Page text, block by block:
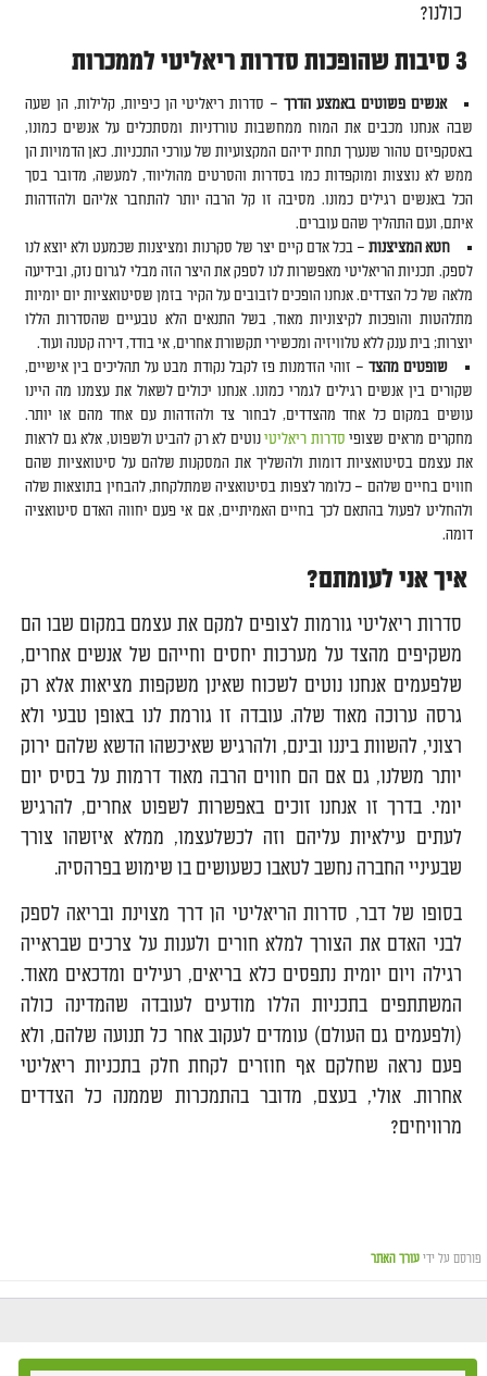
כולנו?
3 סיבות שהופכות סדרות ריאליטי לממכרות
אנשים פשוטים באמצע הדרך– סדרות ריאליטי הן כיפיות, קלילות, הן שעה
שבה אנחנו מכבים את המוח ממחשבות טורדניות ומסתכלים על אנשים כמונו,
באסקפיזם טהור שנערך תחת ידיהם המקצועיות של עורכי התכניות. כאן הדמויות הן
ממש לא נוצצות ומוקפדות כמו בסדרות והסרטים מהוליווד, למעשה, מדובר בסך
הכל באנשים רגילים כמונו. מסיבה זו קל הרבה יותר להתחבר אליהם ולהזדהות
איתם, ועם התהליך שהם עוברים.
חטא המציצנות– בכל אדם קיים יצר של סקרנות ומציצנות שכמעט ולא יוצא לנו
לספק. תכניות הריאליטי מאפשרות לנו לספק את היצר הזה מבלי לגרום נזק, ובידיעה
מלאה של כל הצדדים. אנחנו הופכים לזבובים על הקיר בזמן שסיטואציות יום יומיות
מתלהטות והופכות לקיצוניות מאוד, בשל התנאים הלא טבעיים שהסדרות הללו
יוצרות; בית ענק ללא טלוויזיה ומכשירי תקשורת אחרים, אי בודד, דירה קטנה ועוד.
שופטים מהצד– זוהי הזדמנות פז לקבל נקודת מבט על תהליכים בין אישיים,
שקורים בין אנשים רגילים לגמרי כמונו. אנחנו יכולים לשאול את עצמנו מה היינו
עושים במקום כל אחד מהצדדים, לבחור צד ולהזדהות עם אחד מהם או יותר.
מחקרים מראים שצופי סדרות ריאליטינוטים לא רק להביט ולשפוט, אלא גם לראות
את עצמם בסיטואציות דומות ולהשליך את המסקנות שלהם על סיטואציות שהם
חווים בחיים שלהם – כלומר לצפות בסיטואציה שמתלקחת, להבחין בתוצאות שלה
ולהחליט לפעול בהתאם לכך בחיים האמיתיים, אם אי פעם יחווה האדם סיטואציה
דומה.
איך אני לעומתם?
סדרות ריאליטי גורמות לצופים למקם את עצמם במקום שבו הם
משקיפים מהצד על מערכות יחסים וחייהם של אנשים אחרים,
שלפעמים אנחנו נוטים לשכוח שאינן משקפות מציאות אלא רק
גרסה ערוכה מאוד שלה. עובדה זו גורמת לנו באופן טבעי ולא
רצוני, להשוות ביננו ובינם, ולהרגיש שאיכשהו הדשא שלהם ירוק
יותר משלנו, גם אם הם חווים הרבה מאוד דרמות על בסיס יום
יומי. בדרך זו אנחנו זוכים באפשרות לשפוט אחרים, להרגיש
לעתים עילאיות עליהם וזה לכשלעצמו, ממלא איזשהו צורך
שבעיניי החברה נחשב לטאבו כשעושים בו שימוש בפרהסיה.
בסופו של דבר, סדרות הריאליטי הן דרך מצוינת ובריאה לספק
לבני האדם את הצורך למלא חורים ולענות על צרכים שבראייה
רגילה ויום יומית נתפסים כלא בריאים, רעילים ומדכאים מאוד.
המשתתפים בתכניות הללו מודעים לעובדה שהמדינה כולה
(ולפעמים גם העולם) עומדים לעקוב אחר כל תנועה שלהם, ולא
פעם נראה שחלקם אף חוזרים לקחת חלק בתכניות ריאליטי
אחרות. אולי, בעצם, מדובר בהתמכרות שממנה כל הצדדים
מרוויחים?
פורסם על ידי עורך האתר